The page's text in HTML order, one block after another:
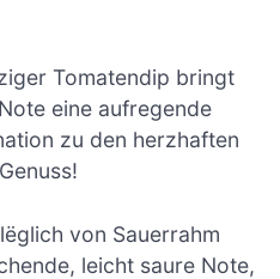
Tomatendip bringt
eine aufregende
zu den herzhaften
von Sauerrahm
leicht saure Note,